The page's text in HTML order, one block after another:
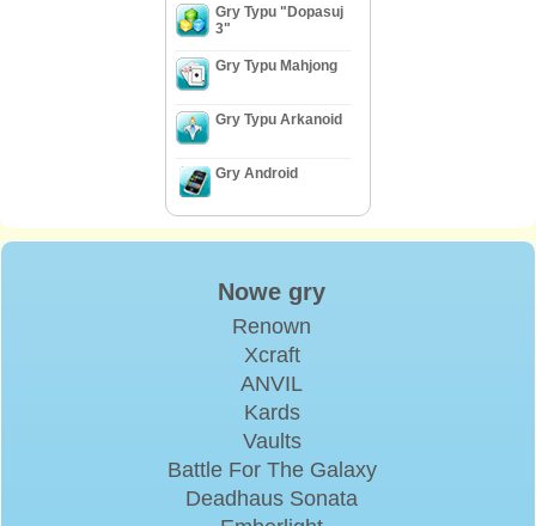
Gry Typu "Dopasuj
3"
Gry Typu Mahjong
Gry Typu Arkanoid
Gry Android
Nowe gry
Renown
Xcraft
ANVIL
Kards
Vaults
Battle For The Galaxy
Deadhaus Sonata